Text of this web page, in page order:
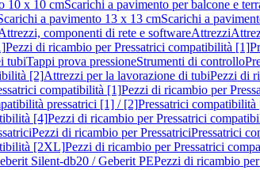
10 x 10 cmScarichi a pavimento per balcone e
a pavimento 13 x 13 cmScarichi a
componenti di rete e softwareAttrezzi
Pezzi di ricambio per Pressatrici compatibilità [1]
tubiTappi prova pressioneStrumenti di controllo
[2]Attrezzi per la lavorazione di tubiPezzi di
compatibilità [1]Pezzi di ricambio per
pressatrici [1] / [2]Pressatrici
[4]Pezzi di ricambio per Pressatrici
Pezzi di ricambio per PressatriciPressatrici
[2XL]Pezzi di ricambio per Pressatrici
Silent-db20 / Geberit PEPezzi di ricambio